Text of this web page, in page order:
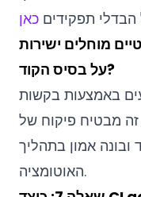
הבדלי תפקידים כאן
מוחלים ישירות
על בסיס הקוד?
באמצעות בקשות
זה מבטיח פיקוח של
אמון בתהליך
האוטומציה.